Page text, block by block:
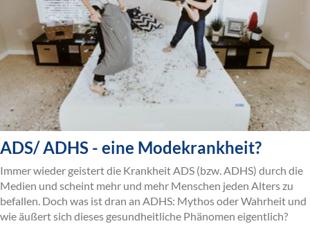
ADS/ ADHS - eine Modekrankheit?
Immer wieder geistert die Krankheit ADS (bzw. ADHS) durch die
Medien und scheint mehr und mehr Menschen jeden Alters zu
befallen. Doch was ist dran an ADHS: Mythos oder Wahrheit und
wie äußert sich dieses gesundheitliche Phänomen eigentlich?